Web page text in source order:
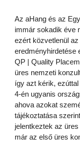
Az aHang és az
immár sokadik éve
ezért közvetlenül
eredményhirdetése
QP | Quality
üres nemzeti
így azt kérik,
4-én ugyanis
ahova azokat
tájékoztatása
jelentkeztek az
már az első üres